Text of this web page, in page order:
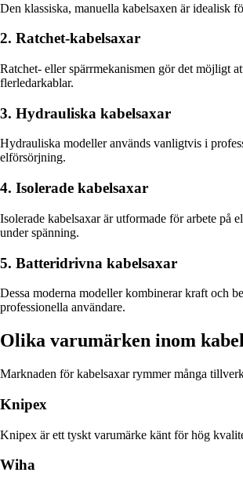
Den klassiska, manuella kabelsaxen är idealisk
2. Ratchet-kabelsaxar
Ratchet- eller spärrmekanismen gör det möjligt
flerledarkablar.
3. Hydrauliska kabelsaxar
Hydrauliska modeller används vanligtvis i
elförsörjning.
4. Isolerade kabelsaxar
Isolerade kabelsaxar är utformade för arbete på
under spänning.
5. Batteridrivna kabelsaxar
Dessa moderna modeller kombinerar kraft och
professionella användare.
Olika varumärken inom
Marknaden för kabelsaxar rymmer många
Knipex
Knipex är ett tyskt varumärke känt för hög
Wiha